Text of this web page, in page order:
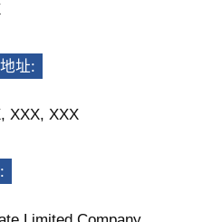
址:
XXX, XXX